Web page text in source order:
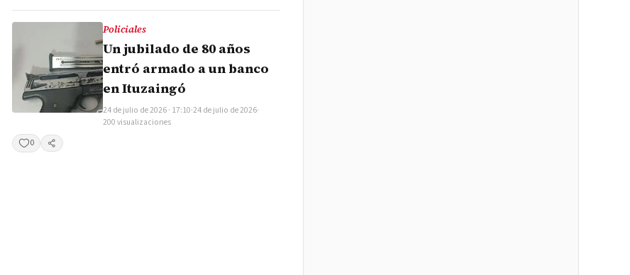
Policiales
Un jubilado de 80 años
entró armado a un banco
en Ituzaingó
24 de julio de 2026 · 17:10·24 de julio de 2026·
200 visualizaciones
0
Compartir